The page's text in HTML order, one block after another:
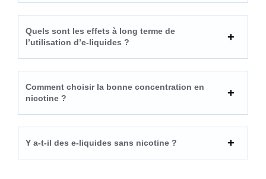
Quels sont les effets à long terme de
l’utilisation d’e-liquides ?
Comment choisir la bonne concentration en
nicotine ?
Y a-t-il des e-liquides sans nicotine ?